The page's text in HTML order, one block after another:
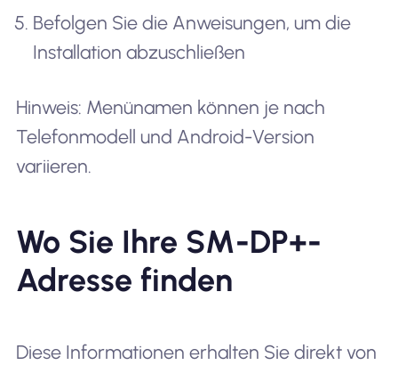
Befolgen Sie die Anweisungen, um die
Installation abzuschließen
Hinweis: Menünamen können je nach
Telefonmodell und Android-Version
variieren.
Wo Sie Ihre SM-DP+-
Adresse finden
Diese Informationen erhalten Sie direkt von